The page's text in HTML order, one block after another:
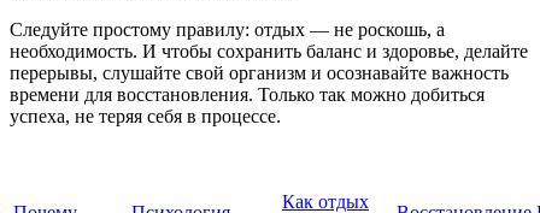
Следуйте простому правилу: отдых — не роскошь, а
необходимость. И чтобы сохранить баланс и здоровье, делайте
перерывы, слушайте свой организм и осознавайте важность
времени для восстановления. Только так можно добиться
успеха, не теряя себя в процессе.
Как отдых